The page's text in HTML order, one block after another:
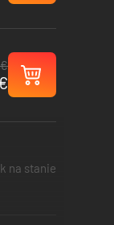
na stanie